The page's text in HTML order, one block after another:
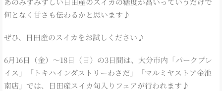
何となく甘さも伝わるかと思います♪
ぜひ、日田産のスイカをお試しください♪
6月16日（金）～18日（日）の3日間は、大分市内「パークプレ
イス」「トキハインダストリーわさだ」「マルミヤストア金池
南店」では、日田産スイカ旬入りフェアが行われます♪